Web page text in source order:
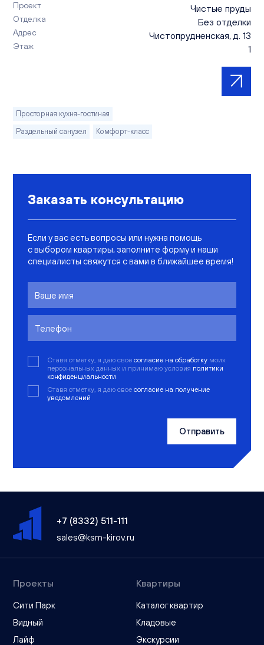
Проект Чистые пруды
Отделка Без отделки
Адрес Чистопрудненская, д. 13
Этаж 1
Просторная кухня-гостиная
Раздельный санузел
Комфорт-класс
Заказать консультацию
Если у вас есть вопросы или нужна помощь
с выбором квартиры, заполните форму и наши
специалисты свяжутся с вами в ближайшее время!
Ставя отметку, я даю свое согласие на обработку моих
персональных данных и принимаю условия политики
конфиденциальности
Ставя отметку, я даю свое согласие на получение
уведомлений
Отправить
+7 (8332) 511-111
sales@ksm-kirov.ru
Проекты
Сити Парк
Видный
Лайф
Квартиры
Каталог квартир
Кладовые
Экскурсии